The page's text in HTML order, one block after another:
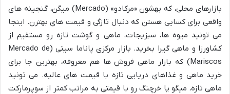
بازارهای محلی، که بهشون «مرکادو» (Mercado) میگن، گنجینه های
واقعی برای کسایی هستن که دنبال تازگی و قیمت های بهترن. اینجا
می تونید میوه ها، سبزیجات، ماهی و گوشت تازه رو مستقیم از
کشاورزا و ماهی گیرا بخرید. بازار مرکزی پاناما سیتی (Mercado de
Mariscos) که بازار ماهی فروش ها هم معروفه، بهترین جا برای
خرید ماهی و غذاهای دریایی تازه با قیمت های عالیه. می تونید
ماهی تازه، میگو یا خرچنگ رو با قیمتی به مراتب کمتر از سوپرمارکت